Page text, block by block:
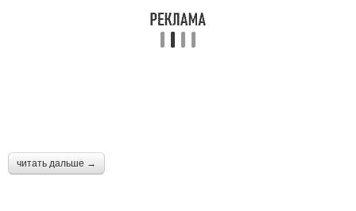
читать дальше →